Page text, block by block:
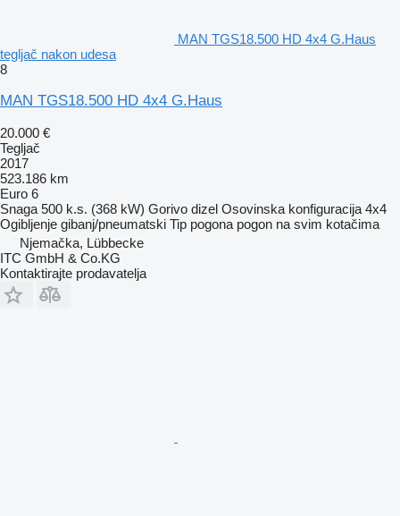
MAN TGS18.500 HD 4x4 G.Haus
tegljač nakon udesa
8
MAN TGS18.500 HD 4x4 G.Haus
20.000 €
Tegljač
2017
523.186 km
Euro 6
Snaga 500 k.s. (368 kW) Gorivo dizel Osovinska konfiguracija 4x4
Ogibljenje gibanj/pneumatski Tip pogona pogon na svim kotačima
Njemačka, Lübbecke
ITC GmbH & Co.KG
Kontaktirajte prodavatelja